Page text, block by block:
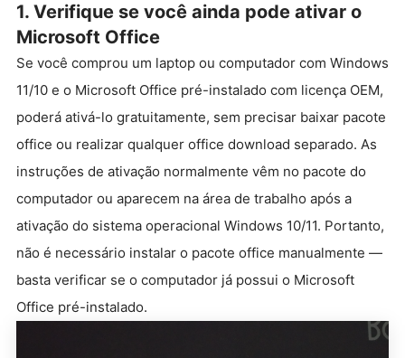
1. Verifique se você ainda pode ativar o
Microsoft Office
Se você comprou um laptop ou computador com Windows
11/10 e o Microsoft Office pré-instalado com licença OEM,
poderá ativá-lo gratuitamente, sem precisar baixar pacote
office ou realizar qualquer office download separado. As
instruções de ativação normalmente vêm no pacote do
computador ou aparecem na área de trabalho após a
ativação do sistema operacional Windows 10/11. Portanto,
não é necessário instalar o pacote office manualmente —
basta verificar se o computador já possui o Microsoft
Office pré-instalado.